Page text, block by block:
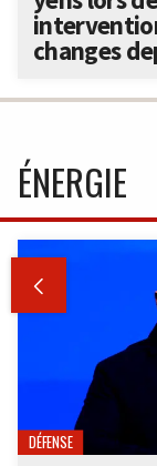
changes
ÉNERGIE

DÉFENSE